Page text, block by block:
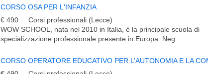
CORSO OSA PER L'INFANZIA
€ 490
Corsi professionali (Lecce)
WOW SCHOOL, nata nel 2010 in Italia, è la principale scuola di
specializzazione professionale presente in Europa. Neg...